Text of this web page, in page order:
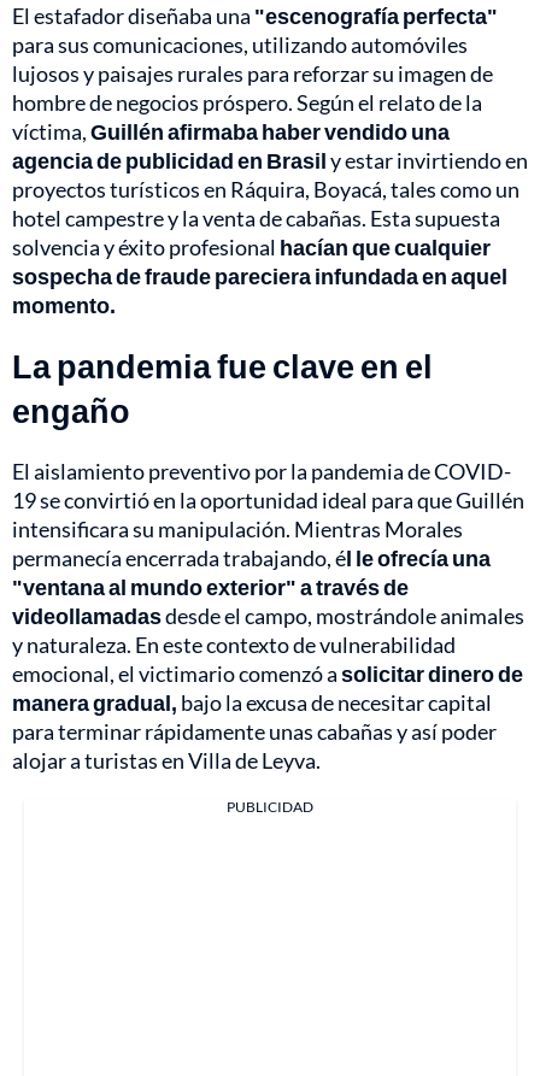
El estafador diseñaba una "escenografía perfecta"
para sus comunicaciones, utilizando automóviles
lujosos y paisajes rurales para reforzar su imagen de
hombre de negocios próspero. Según el relato de la
víctima,Guillén afirmaba haber vendido una
agencia de publicidad en Brasily estar invirtiendo en
proyectos turísticos en Ráquira, Boyacá, tales como un
hotel campestre y la venta de cabañas. Esta supuesta
solvencia y éxito profesional hacían que cualquier
sospecha de fraude pareciera infundada en aquel
momento.
La pandemia fue clave en el
engaño
El aislamiento preventivo por la pandemia de COVID-
19 se convirtió en la oportunidad ideal para que Guillén
intensificara su manipulación. Mientras Morales
permanecía encerrada trabajando, él le ofrecía una
"ventana al mundo exterior" a través de
videollamadasdesde el campo, mostrándole animales
y naturaleza. En este contexto de vulnerabilidad
emocional, el victimario comenzó asolicitar dinero de
manera gradual, bajo la excusa de necesitar capital
para terminar rápidamente unas cabañas y así poder
alojar a turistas en Villa de Leyva.
PUBLICIDAD